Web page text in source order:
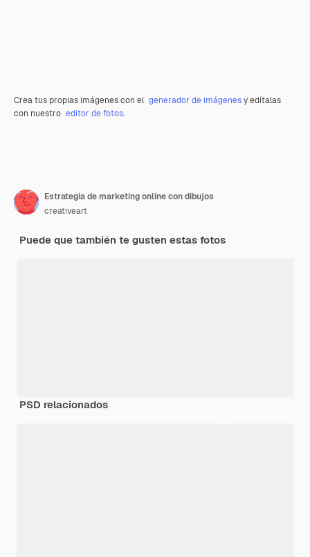
Crea tus propias imágenes con el generador de imágenesy edítalas
con nuestro editor de fotos.
Estrategia de marketing online con dibujos
creativeart
Puede que también te gusten estas fotos
PSD relacionados